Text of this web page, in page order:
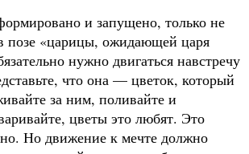
и запущено, только не
позе «царицы, ожидающей царя
нужно двигаться навстречу
что она — цветок, который
за ним, поливайте и
цветы это любят. Это
Но движение к мечте должно